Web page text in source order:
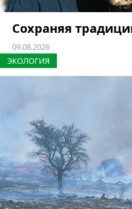
Сохраняя
09.08.2026
ЭКОЛОГИЯ